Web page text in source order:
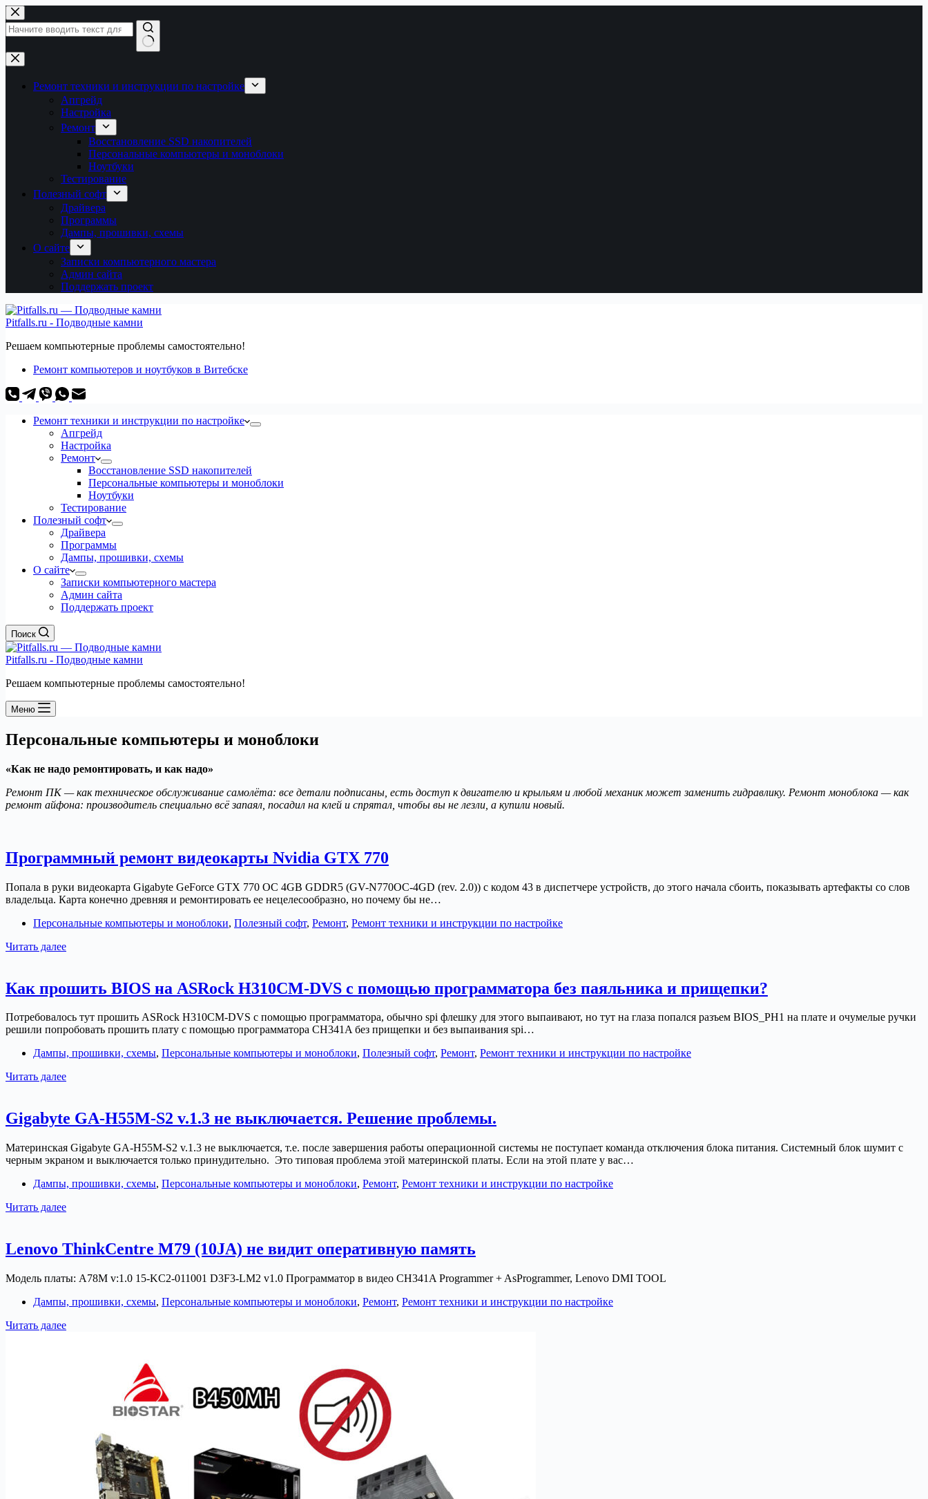
Перейти
к
сути
Ничего
не
найденоРемонт техники и инструкции по настройке
Апгрейд
Настройка
Ремонт
Восстановление SSD накопителей
Персональные компьютеры и моноблоки
Ноутбуки
Тестирование
Полезный софт
Драйвера
Программы
Дампы, прошивки, схемы
О сайте
Записки компьютерного мастера
Админ сайта
Поддержать проект
Pitfalls.ru - Подводные камни
Решаем компьютерные проблемы самостоятельно!
Ремонт компьютеров и ноутбуков в Витебске
Ремонт техники и инструкции по настройке
Апгрейд
Настройка
Ремонт
Восстановление SSD накопителей
Персональные компьютеры и моноблоки
Ноутбуки
Тестирование
Полезный софт
Драйвера
Программы
Дампы, прошивки, схемы
О сайте
Записки компьютерного мастера
Админ сайта
Поддержать проект
Поиск
Pitfalls.ru - Подводные камни
Решаем компьютерные проблемы самостоятельно!
Меню
Персональные компьютеры и моноблоки
«Как не надо ремонтировать, и как надо»
Ремонт ПК — как техническое обслуживание самолёта: все детали подписаны, есть доступ к двигателю и крыльям и любой механик может заменить гидравлику. Ремонт моноблока — как
ремонт айфона: производитель специально всё запаял, посадил на клей и спрятал, чтобы вы не лезли, а купили новый.
Программный ремонт видеокарты Nvidia GTX 770
Попала в руки видеокарта Gigabyte GeForce GTX 770 OC 4GB GDDR5 (GV-N770OC-4GD (rev. 2.0)) с кодом 43 в диспетчере устройств, до этого начала сбоить, показывать артефакты со слов
владельца. Карта конечно древняя и ремонтировать ее нецелесообразно, но почему бы не…
Персональные компьютеры и моноблоки, Полезный софт, Ремонт, Ремонт техники и инструкции по настройке
Читать далееПрограммный
GTX
Как прошить BIOS на ASRock H310CM-DVS с помощью программатора без паяльника и прищепки?
Потребовалось тут прошить ASRock H310CM-DVS с помощью программатора, обычно spi флешку для этого выпаивают, но тут на глаза попался разъем BIOS_PH1 на плате и очумелые ручки
решили попробовать прошить плату с помощью программатора СH341A без прищепки и без выпаивания spi…
Дампы, прошивки, схемы, Персональные компьютеры и моноблоки, Полезный софт, Ремонт, Ремонт техники и инструкции по настройке
Читать далееКак
на
ASRock
DVS
с
программатора
паяльника
Gigabyte GA-H55M-S2 v.1.3 не выключается. Решение проблемы.
Материнская Gigabyte GA-H55M-S2 v.1.3 не выключается, т.е. после завершения работы операционной системы не поступает команда отключения блока питания. Системный блок шумит с
черным экраном и выключается только принудительно. Это типовая проблема этой материнской платы. Если на этой плате у вас…
Дампы, прошивки, схемы, Персональные компьютеры и моноблоки, Ремонт, Ремонт техники и инструкции по настройке
Читать далееGigabyte
S2
v.1.3
выключается.
проблемы.
Lenovo ThinkCentre M79 (10JA) не видит оперативную память
Модель платы: A78M v:1.0 15-KC2-011001 D3F3-LM2 v1.0 Программатор в видео CH341A Programmer + AsProgrammer, Lenovo DMI TOOL
Дампы, прошивки, схемы, Персональные компьютеры и моноблоки, Ремонт, Ремонт техники и инструкции по настройке
Читать далееLenovo
оперативную